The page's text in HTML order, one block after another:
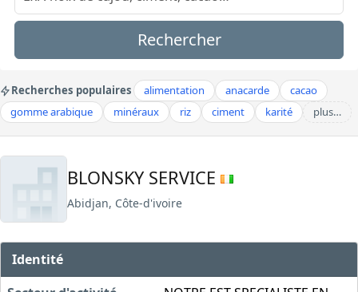
Rechercher
Recherches populaires alimentation anacarde
cacao
gomme arabique
minéraux riz ciment karité plus…
BLONSKY SERVICE
Abidjan, Côte-d'ivoire
Identité